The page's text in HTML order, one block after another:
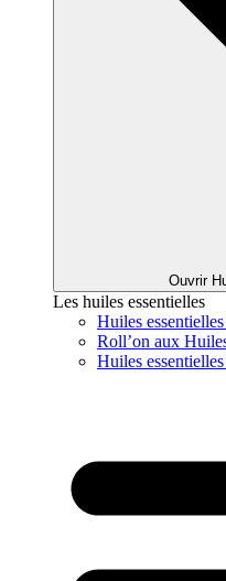
Ouvrir
Les huiles essentielles
Huiles
Roll’on aux
Huiles